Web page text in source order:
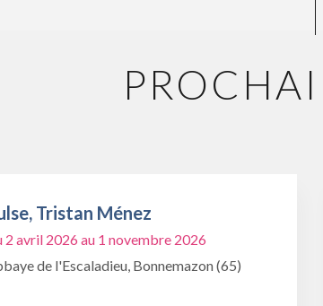
Tristan Ménez
2 avril 2026 au 1 novembre 2026
de l'Escaladieu, Bonnemazon (65)